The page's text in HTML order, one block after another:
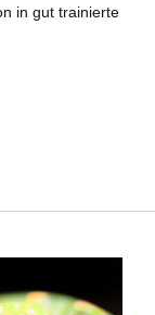
in gut trainierte